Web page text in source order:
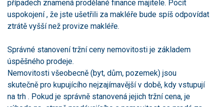
případech znamená prodělané finance majitele. Pocit
uspokojení , že jste ušetřili za makléře bude spíš odpovídat
ztrátě vyšší než provize makléře.
Správné stanovení tržní ceny nemovitosti je základem
úspěšného prodeje.
Nemovitosti všeobecně (byt, dům, pozemek) jsou
skutečně pro kupujícího nejzajímavější v době, kdy vstupují
na trh . Pokud je správně stanovená jejich tržní cena, je